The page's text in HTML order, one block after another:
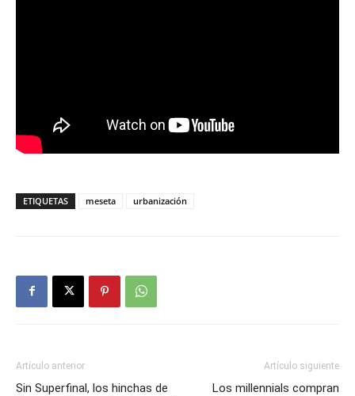
ETIQUETAS meseta urbanización
Artículo anterior
Sin Superfinal, los hinchas de
Artículo siguiente
Los millennials compran